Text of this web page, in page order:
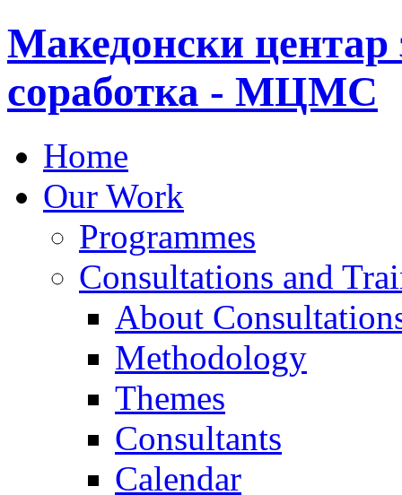
Македонски центар
соработка - МЦМС
Home
Our Work
Programmes
Consultations and
About
Methodology
Themes
Consultants
Calendar